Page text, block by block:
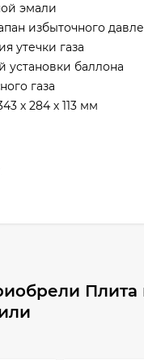
эмали
избыточного
утечки газа
установки баллона
газа
х 284 х 113 мм
Плита